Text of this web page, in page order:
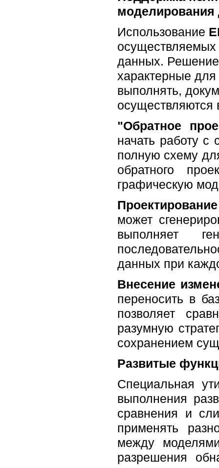
Использование
осуществляемых
данных. Решение
характерные
выполнять,
осуществляются
"Обратное
начать работу
полную схему
обратного
графическую
может
выполняет
данных при
Внесение
переносить в
позволяет
разумную
сохранением
Развитые
Специальная
выполнения
сравнения и
применять
между
разрешения